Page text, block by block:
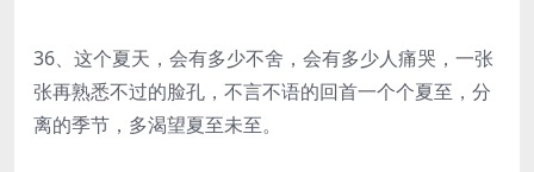
36、这个夏天，会有多少不舍，会有多少人痛哭，一张
张再熟悉不过的脸孔，不言不语的回首一个个夏至，分
离的季节，多渴望夏至未至。